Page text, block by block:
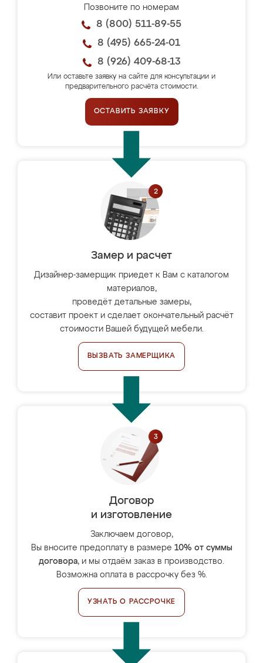
Позвоните по номерам
8 (800) 511-89-55
8 (495) 665-24-01
8 (926) 409-68-13
Или оставьте заявку на сайте для консультации и
предварительного расчёта стоимости.
ОСТАВИТЬ ЗАЯВКУ
Замер и расчет
Дизайнер-замерщик приедет к Вам с каталогом
материалов,
проведёт детальные замеры,
составит проект и сделает окончательный расчёт
стоимости Вашей будущей мебели.
ВЫЗВАТЬ ЗАМЕРЩИКА
Договор
и изготовление
Заключаем договор,
Вы вносите предоплату в размере 10% от суммы
договора, и мы отдаём заказ в производство.
Возможна оплата в рассрочку без %.
УЗНАТЬ О РАССРОЧКЕ